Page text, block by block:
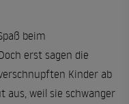
beim
erst sagen die
Kinder ab
aus, weil sie schwanger